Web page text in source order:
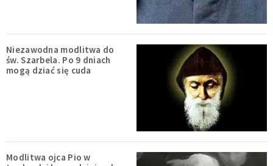
Niezawodna modlitwa do
św. Szarbela. Po 9 dniach
mogą dziać się cuda
Modlitwa ojca Pio w